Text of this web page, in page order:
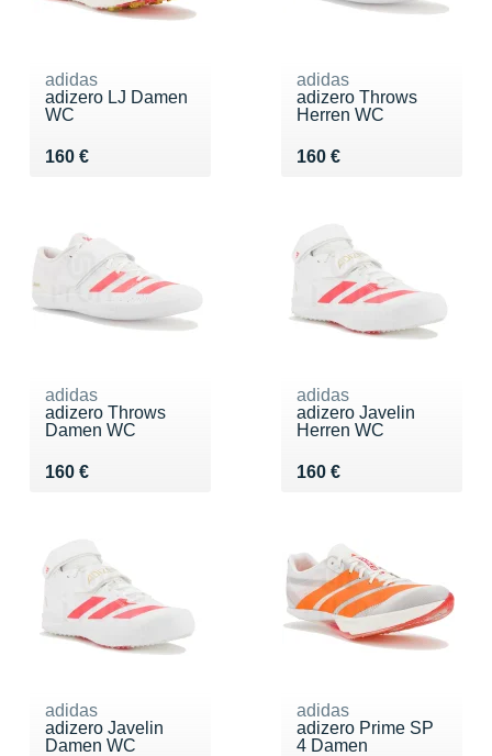
adidas
adizero LJ Damen
WC
160 €
Vendu 160 €
adidas
adizero Throws
Herren WC
160 €
Vendu 160 €
adidas
adizero Throws
Damen WC
160 €
Vendu 160 €
adidas
adizero Javelin
Herren WC
160 €
Vendu 160 €
adidas
adizero Javelin
Damen WC
adidas
adizero Prime SP
4 Damen